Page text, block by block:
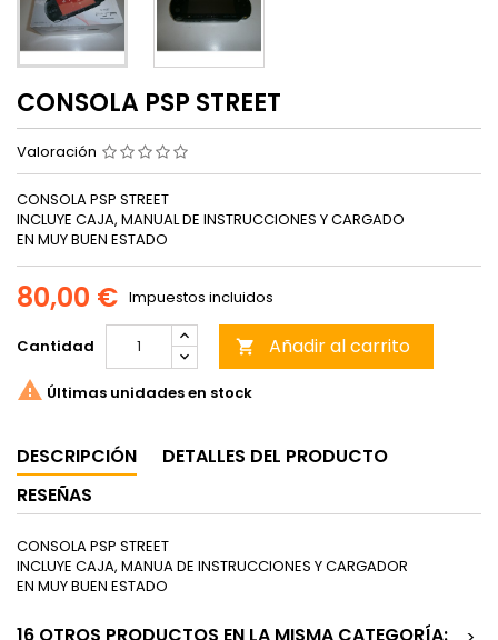
CONSOLA PSP STREET
Valoración
CONSOLA PSP STREET
INCLUYE CAJA, MANUAL DE INSTRUCCIONES Y CARGADO
EN MUY BUEN ESTADO
80,00 € Impuestos incluidos
Cantidad  Añadir al carrito
 Últimas unidades en stock
DESCRIPCIÓN
DETALLES DEL PRODUCTO
RESEÑAS
CONSOLA PSP STREET
INCLUYE CAJA, MANUA DE INSTRUCCIONES Y CARGADOR
EN MUY BUEN ESTADO